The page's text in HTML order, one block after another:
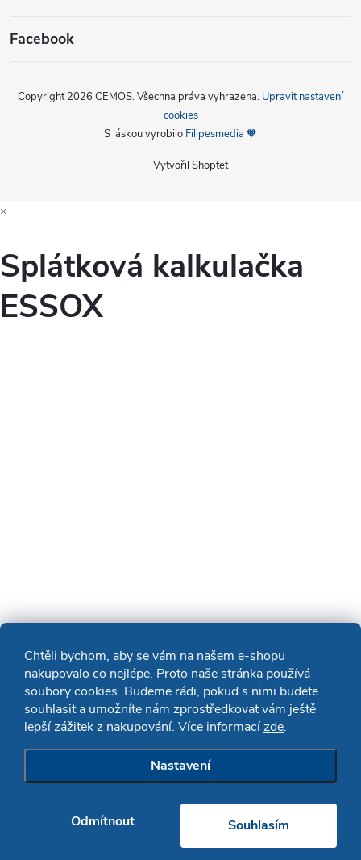
Chtěli bychom, aby se vám na našem e-shopu
nakupovalo co nejlépe. Proto naše stránka používá
soubory cookies. Budeme rádi, pokud s nimi budete
souhlasit a umožníte nám zprostředkovat vám ještě
lepší zážitek z nakupování. Více informacízde.
Nastavení
Odmítnout Souhlasím
Facebook
Vytvořil Shoptet
Copyright 2026 CEMOS. Všechna práva vyhrazena. Upravit nastavení
cookies
S láskou vyrobilo Filipesmedia 🧡
×
Splátková kalkulačka
ESSOX